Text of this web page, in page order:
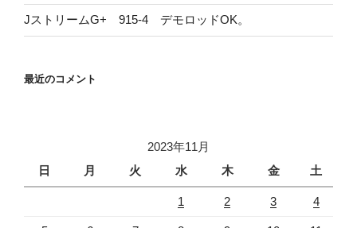
JストリームG+ 915-4 デモロッドOK。
最近のコメント
2023年11月
日
月 火 水 木 金 土
1 2 3 4